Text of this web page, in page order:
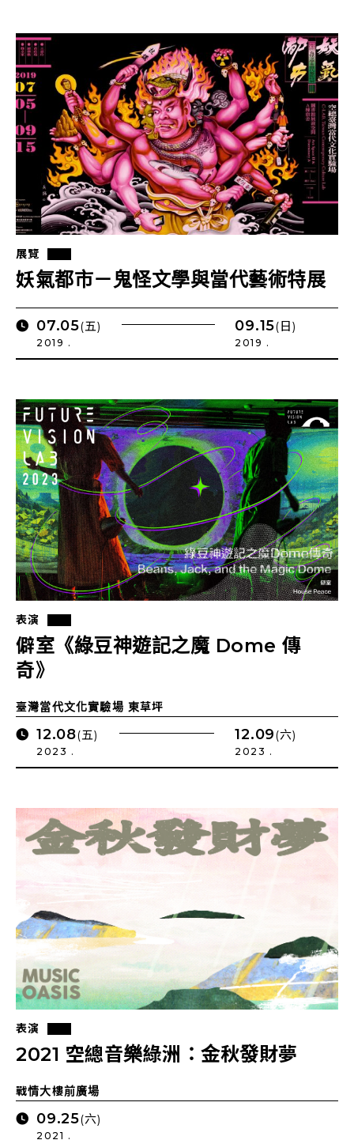
展覽
妖氣都市－鬼怪文學與當代藝術特展
07.05(五)
2019 .
09.15(日)
2019 .
表演
僻室《綠豆神遊記之魔 Dome 傳
奇》
臺灣當代文化實驗場 東草坪
12.08(五)
2023 .
12.09(六)
2023 .
表演
2021 空總音樂綠洲：金秋發財夢
戰情大樓前廣場
09.25(六)
2021 .